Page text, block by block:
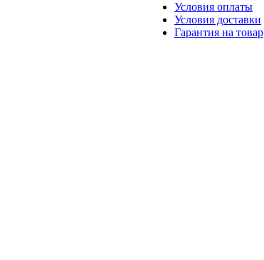
Условия оплаты
Условия доставки
Гарантия на товар